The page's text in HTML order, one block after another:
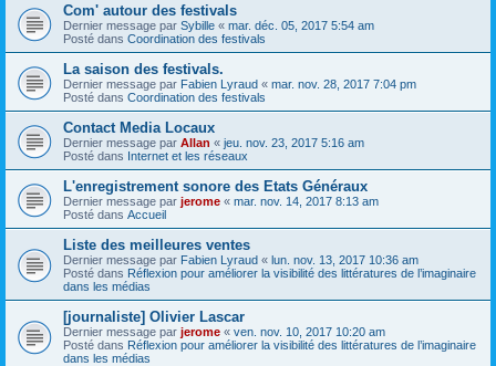
Com' autour des festivals
Dernier message par Sybille « mar. déc. 05, 2017 5:54 am
Posté dans Coordination des festivals
La saison des festivals.
Dernier message par Fabien Lyraud « mar. nov. 28, 2017 7:04 pm
Posté dans Coordination des festivals
Contact Media Locaux
Dernier message par Allan « jeu. nov. 23, 2017 5:16 am
Posté dans Internet et les réseaux
L'enregistrement sonore des Etats Généraux
Dernier message par jerome « mar. nov. 14, 2017 8:13 am
Posté dans Accueil
Liste des meilleures ventes
Dernier message par Fabien Lyraud « lun. nov. 13, 2017 10:36 am
Posté dans Réflexion pour améliorer la visibilité des littératures de l’imaginaire
dans les médias
[journaliste] Olivier Lascar
Dernier message par jerome « ven. nov. 10, 2017 10:20 am
Posté dans Réflexion pour améliorer la visibilité des littératures de l’imaginaire
dans les médias